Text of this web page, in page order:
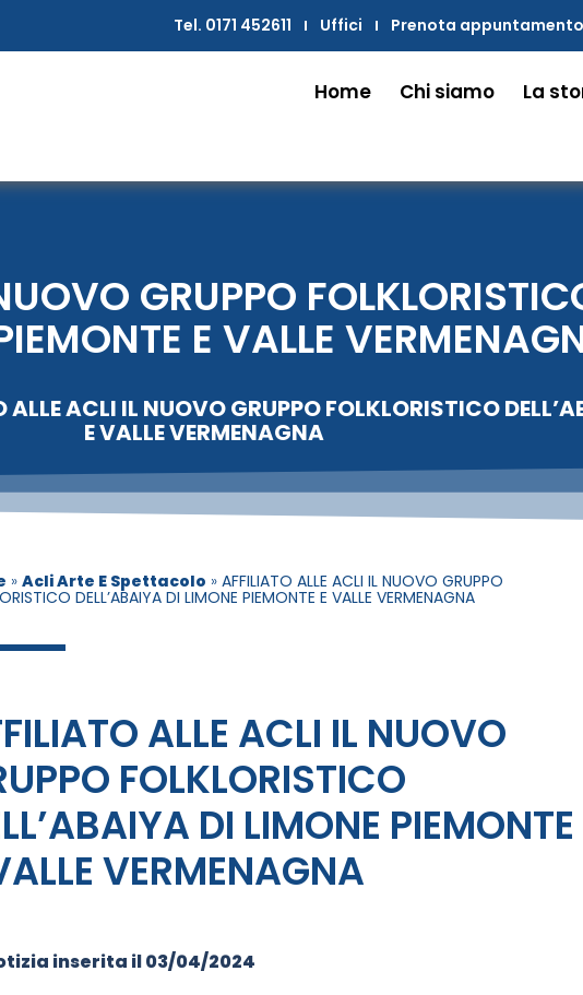
Tel. 0171 452611 Uffici Prenota appuntamento
Home Chi siamo La
GRUPPO
E VALLE
ALLE ACLI IL NUOVO GRUPPO FOLKLORISTICO
E VALLE VERMENAGNA
»Acli Arte E Spettacolo »AFFILIATO ALLE ACLI IL NUOVO GRUPPO
DELL’ABAIYA DI LIMONE PIEMONTE E VALLE VERMENAGNA
ALLE ACLI IL NUOVO
FOLKLORISTICO
DI LIMONE PIEMONTE
VERMENAGNA
inserita il03/04/2024